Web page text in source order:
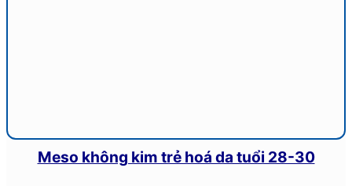
Meso không kim trẻ hoá da tuổi 28-30